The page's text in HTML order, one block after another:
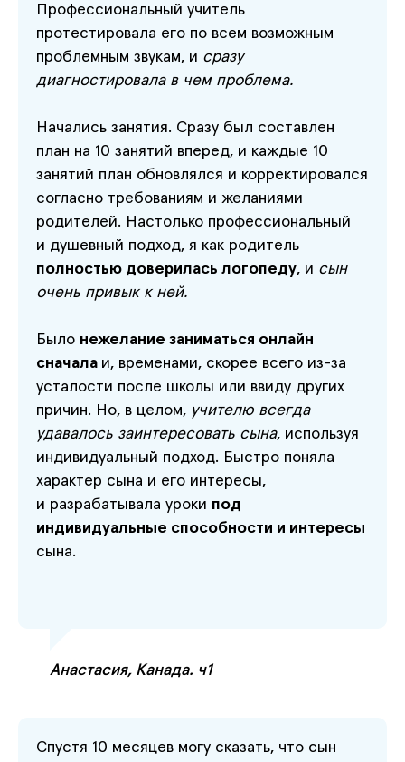
Профессиональный учитель
протестировала его по всем возможным
проблемным звукам, и сразу
диагностировала в чем проблема.
Начались занятия. Сразу был составлен
план на 10 занятий вперед, и каждые 10
занятий план обновлялся и корректировался
согласно требованиям и желаниями
родителей. Настолько профессиональный
и душевный подход, я как родитель
полностью доверилась логопеду, и сын
очень привык к ней.
Было нежелание заниматься онлайн
сначала и, временами, скорее всего из-за
усталости после школы или ввиду других
причин. Но, в целом, учителю всегда
удавалось заинтересовать сына, используя
индивидуальный подход. Быстро поняла
характер сына и его интересы,
и разрабатывала уроки под
индивидуальные способности и интересы
сына.
Анастасия, Канада. ч1
Спустя 10 месяцев могу сказать, что сын